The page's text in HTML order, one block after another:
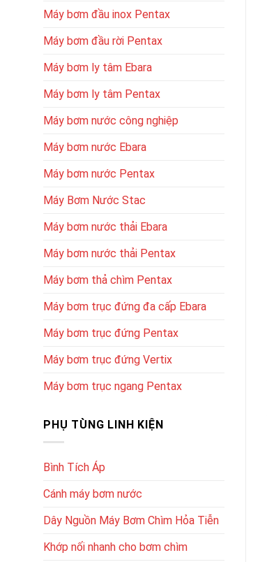
Máy bơm đầu inox Pentax
Máy bơm đầu rời Pentax
Máy bơm ly tâm Ebara
Máy bơm ly tâm Pentax
Máy bơm nước công nghiệp
Máy bơm nước Ebara
Máy bơm nước Pentax
Máy Bơm Nước Stac
Máy bơm nước thải Ebara
Máy bơm nước thải Pentax
Máy bơm thả chìm Pentax
Máy bơm trục đứng đa cấp Ebara
Máy bơm trục đứng Pentax
Máy bơm trục đứng Vertix
Máy bơm trục ngang Pentax
PHỤ TÙNG LINH KIỆN
Bình Tích Áp
Cánh máy bơm nước
Dây Nguồn Máy Bơm Chìm Hỏa Tiễn
Khớp nối nhanh cho bơm chìm